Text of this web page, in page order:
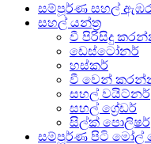
සම්පූර්ණ සහල්
සහල් යන්ත්‍ර
වී පිරිසිදු
ඩෙස්ටෝනර්
හස්කර්
වී වෙන්
සහල් වයිට්නර්
සහල් ග්‍රේඩර්
සිල්ක් පොලිෂර්
සම්පූර්ණ පිටි මෝල්